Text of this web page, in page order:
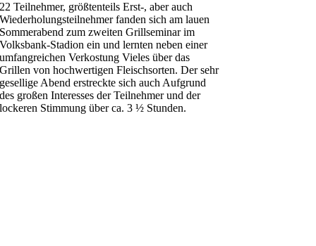
22 Teilnehmer, größtenteils Erst-, aber auch
Wiederholungsteilnehmer fanden sich am lauen
Sommerabend zum zweiten Grillseminar im
Volksbank-Stadion ein und lernten neben einer
umfangreichen Verkostung Vieles über das
Grillen von hochwertigen Fleischsorten. Der sehr
gesellige Abend erstreckte sich auch Aufgrund
des großen Interesses der Teilnehmer und der
lockeren Stimmung über ca. 3 ½ Stunden.